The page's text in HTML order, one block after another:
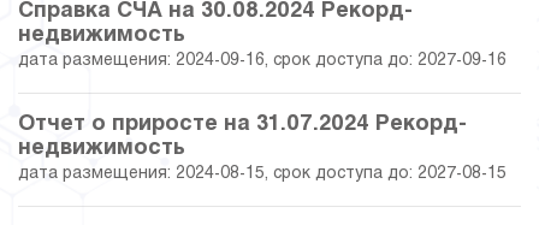
31.07.2017
31.05.2017
30.04.2017 11.64 27 910 250.00
Справка СЧА на 30.08.2024 Рекорд-
недвижимость
дата размещения: 2024-09-16, срок доступа до: 2027-09-16
Отчет о приросте на 31.07.2024 Рекорд-
недвижимость
дата размещения: 2024-08-15, срок доступа до: 2027-08-15